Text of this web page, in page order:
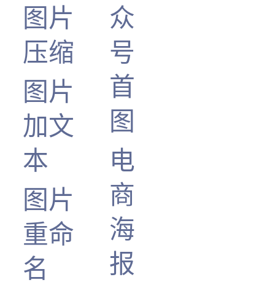
图片
压缩
图片
加文
本
图片
重命
名
众
号
首
图
电
商
海
报